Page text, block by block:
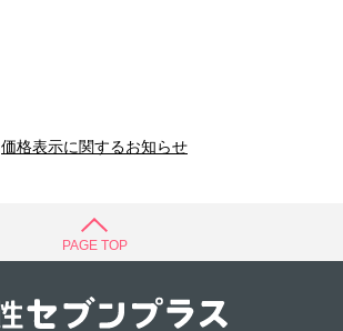
価格表示に関するお知らせ
PAGE TOP